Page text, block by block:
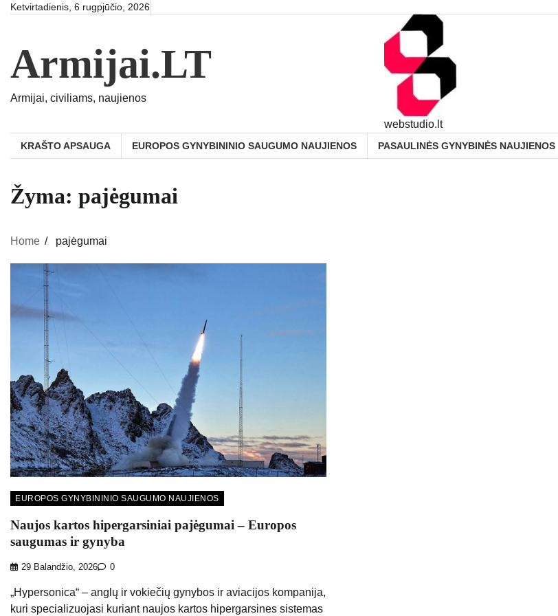
SkipKetvirtadienis, 6 rugpjūčio, 2026
Armijai.LT
Armijai, civiliams, naujienos
webstudio.lt
KRAŠTO APSAUGA EUROPOS GYNYBININIO SAUGUMO NAUJIENOS PASAULINĖS GYNYBINĖS NAUJIENOS
Žyma: pajėgumai
Home pajėgumai
EUROPOS GYNYBININIO SAUGUMO NAUJIENOS
Naujos kartos hipergarsiniai pajėgumai – Europos
saugumas ir gynyba
29 Balandžio, 2026 0
„Hypersonica“ – anglų ir vokiečių gynybos ir aviacijos kompanija,
kuri specializuojasi kuriant naujos kartos hipergarsines sistemas